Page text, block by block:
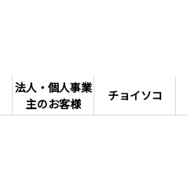
法人・個人事業
主のお客様
チョイソコ